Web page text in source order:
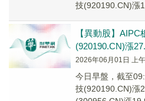
技(920190.CN)漲
【異動股】
(920190.CN)漲
2026年06月01日 上
今日早盤，截至
技(920190.CN)漲